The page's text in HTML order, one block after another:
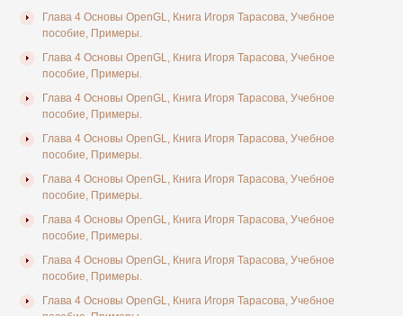
Глава 4 Основы OpenGL, Книга Игоря Тарасова, Учебное
пособие, Примеры.
Глава 4 Основы OpenGL, Книга Игоря Тарасова, Учебное
пособие, Примеры.
Глава 4 Основы OpenGL, Книга Игоря Тарасова, Учебное
пособие, Примеры.
Глава 4 Основы OpenGL, Книга Игоря Тарасова, Учебное
пособие, Примеры.
Глава 4 Основы OpenGL, Книга Игоря Тарасова, Учебное
пособие, Примеры.
Глава 4 Основы OpenGL, Книга Игоря Тарасова, Учебное
пособие, Примеры.
Глава 4 Основы OpenGL, Книга Игоря Тарасова, Учебное
пособие, Примеры.
Глава 4 Основы OpenGL, Книга Игоря Тарасова, Учебное